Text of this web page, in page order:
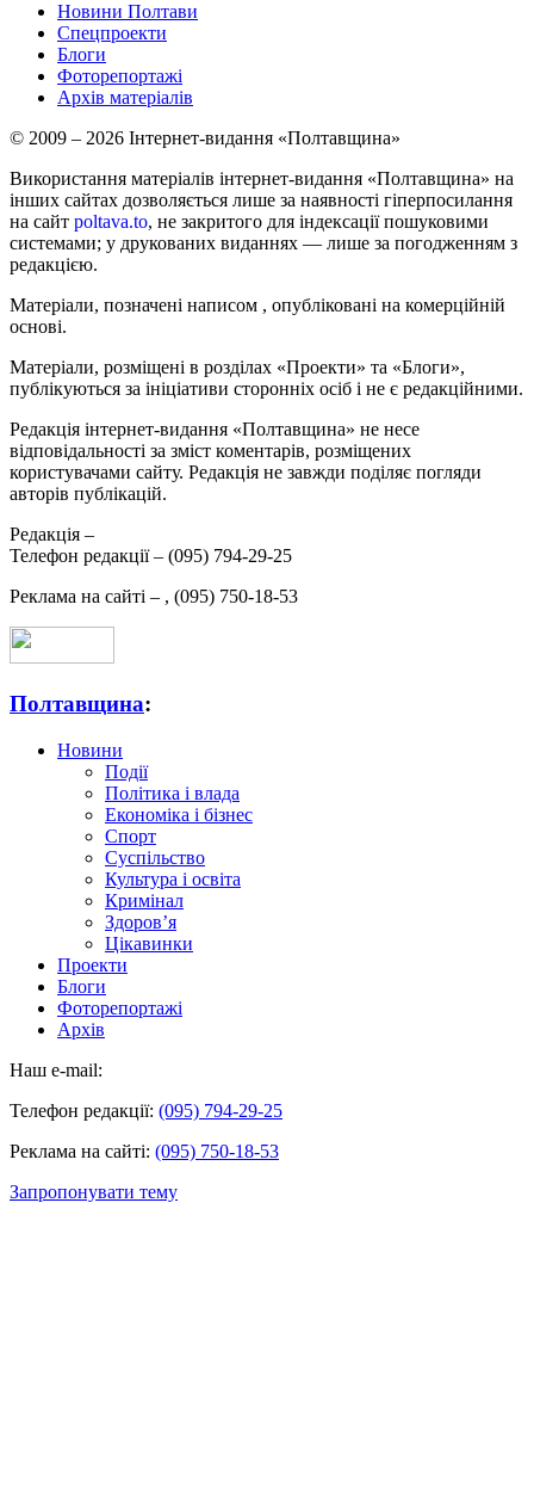
Новини Полтави
Спецпроекти
Блоги
Фоторепортажі
Архів матеріалів
© 2009 – 2026 Інтернет-видання «Полтавщина»
Використання матеріалів інтернет-видання «Полтавщина» на
інших сайтах дозволяється лише за наявності гіперпосилання
на сайт poltava.to, не закритого для індексації пошуковими
системами; у друкованих виданнях — лише за погодженням з
редакцією.
Матеріали, позначені написом , опубліковані на комерційній
основі.
Матеріали, розміщені в розділах «Проекти» та «Блоги»,
публікуються за ініціативи сторонніх осіб і не є редакційними.
Редакція інтернет-видання «Полтавщина» не несе
відповідальності за зміст коментарів, розміщених
користувачами сайту. Редакція не завжди поділяє погляди
авторів публікацій.
Редакція –
Телефон редакції – (095) 794-29-25
Реклама на сайті – , (095) 750-18-53
Полтавщина:
Новини
Події
Політика і влада
Економіка і бізнес
Спорт
Суспільство
Культура і освіта
Кримінал
Здоров’я
Цікавинки
Проекти
Блоги
Фоторепортажі
Архів
Наш e-mail:
Телефон редакції: (095) 794-29-25
Реклама на сайті: (095) 750-18-53
Запропонувати тему